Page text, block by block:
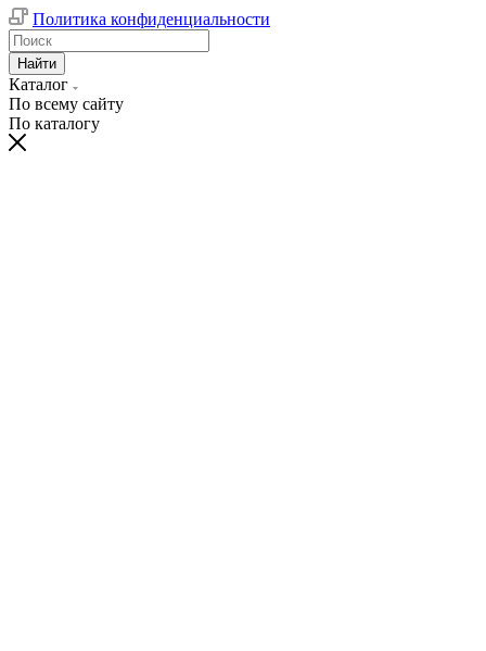
Политика конфиденциальности
Найти
Каталог
По всему сайту
По каталогу